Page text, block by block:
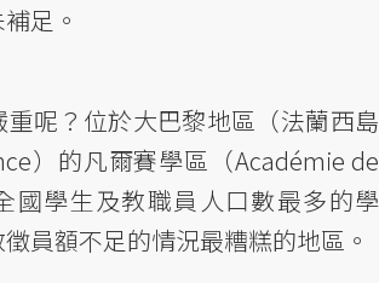
足。
呢？位於大巴黎地區（法蘭西島
）的凡爾賽學區（Académie de
國學生及教職員人口數最多的學
員額不足的情況最糟糕的地區。